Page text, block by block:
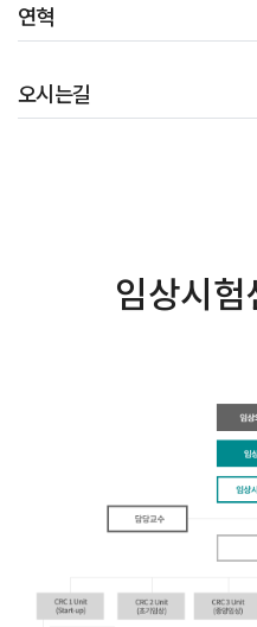
연혁
오시는길
임상시